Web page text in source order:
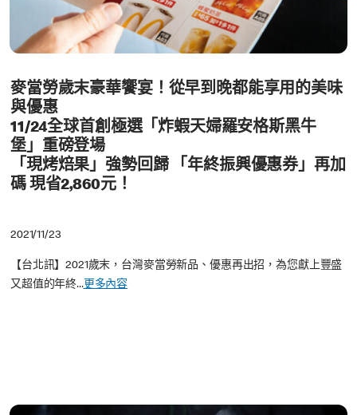
麥當勞歲末豪華饗宴！從早到晚都能享用的美味
與優惠
11/24全球首創極選「炸蝦天婦羅安格斯黑牛
堡」重磅登場
「現烤焙果」強勢回歸「年終振興優惠券」再加
碼 現省2,860元！
2021/11/23
【台北訊】2021歲末，台灣麥當勞新品、優惠再出招，為您獻上豐盛
又超值的年終...更多內容